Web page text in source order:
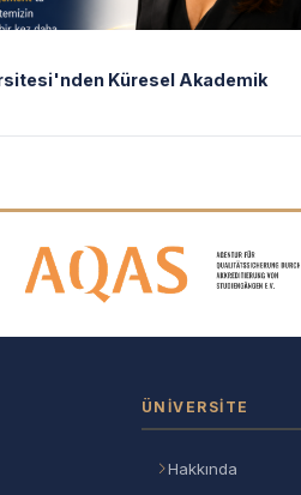
Küresel Akademik
Üyelik Logoları
ÜNIVERSITE
Hakkında